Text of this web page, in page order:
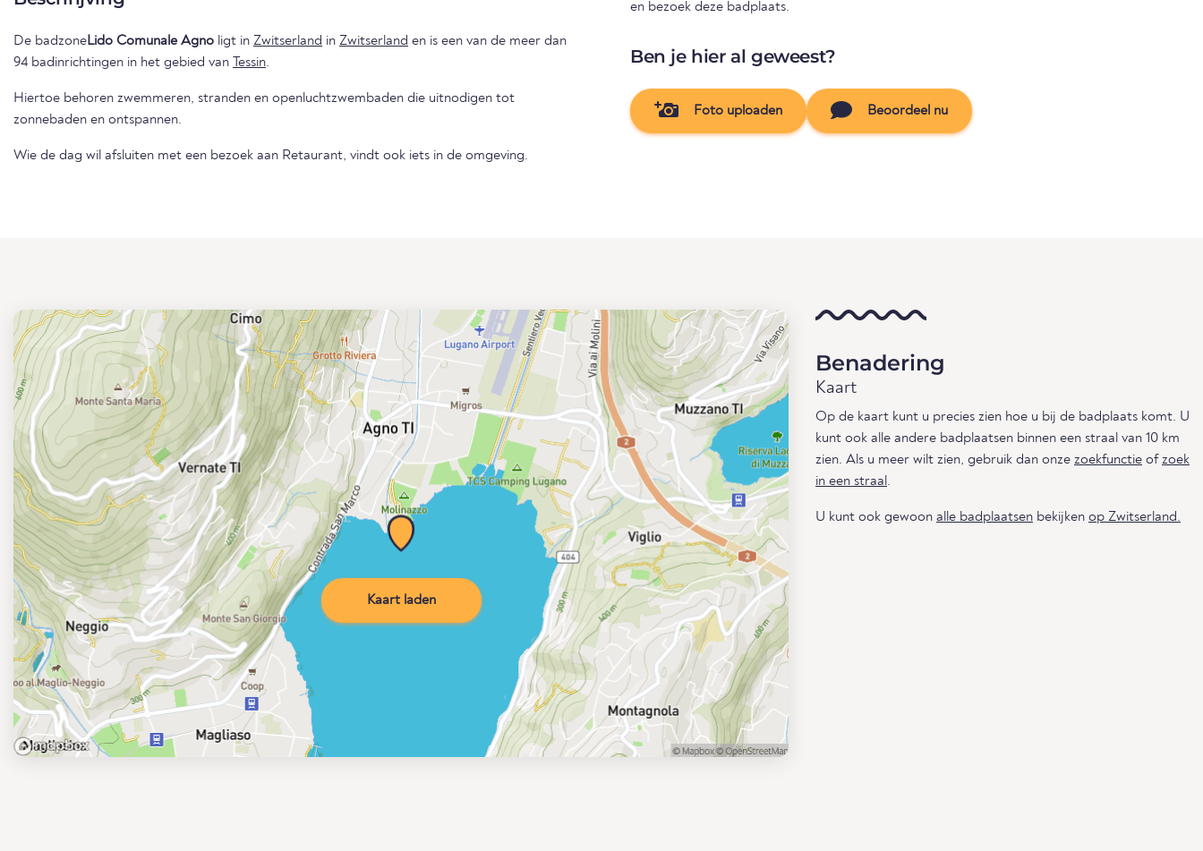
De badzoneLido Comunale Agno ligt in Zwitserland in Zwitserland en is een van de meer dan
94 badinrichtingen in het gebied van Tessin.
Hiertoe behoren zwemmeren, stranden en openluchtzwembaden die uitnodigen tot
zonnebaden en ontspannen.
Wie de dag wil afsluiten met een bezoek aan Retaurant, vindt ook iets in de omgeving.
en bezoek deze badplaats.
Ben je hier al geweest?
Foto uploaden Beoordeel nu
Kaart laden
Benadering
Kaart
Op de kaart kunt u precies zien hoe u bij de badplaats komt. U
kunt ook alle andere badplaatsen binnen een straal van 10 km
zien. Als u meer wilt zien, gebruik dan onze zoekfunctie ofzoek
in een straal .
U kunt ook gewoon alle badplaatsen bekijken op Zwitserland.